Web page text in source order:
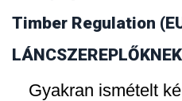
Timber Regulation
LÁNCSZEREPLŐKNEK
Gyakran ismételt
3. Amennyiben egy
partnertől vásárol,
vásárol faterméket,
faterméket vásárló uniós
legyen, ő csak